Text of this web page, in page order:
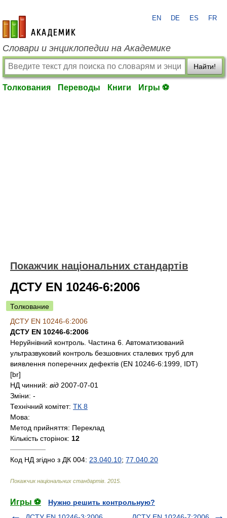
academic.ru
EN DE ES FR
Словари и энциклопедии на Академике
Найти!
Толкования Переводы Книги Игры ⚽
Покажчик національних стандартів
ДСТУ EN 10246-6:2006
Толкование
ДСТУ EN 10246-6:2006
ДСТУ EN 10246-6:2006
Неруйнівний контроль. Частина 6. Автоматизований
ультразвуковий контроль безшовних сталевих труб для
виявлення поперечних дефектів (EN 10246-6:1999, IDT)
[br]
НД чинний: від 2007-07-01
Зміни: -
Технічний комітет: ТК 8
Мова:
Метод прийняття: Переклад
Кількість сторінок: 12
—————
Код НД згідно з ДК 004: 23.040.10; 77.040.20
Покажчик національних стандартів 2015
Игры ⚽
Нужно решить контрольную?